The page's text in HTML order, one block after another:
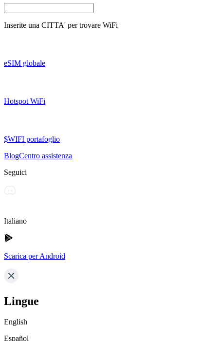
Inserite una CITTA' per trovare WiFi
eSIM globale
Hotspot WiFi
$WIFI portafoglio
BlogCentro assistenza
Seguici
Italiano
Scarica per Android
Lingue
English
Español